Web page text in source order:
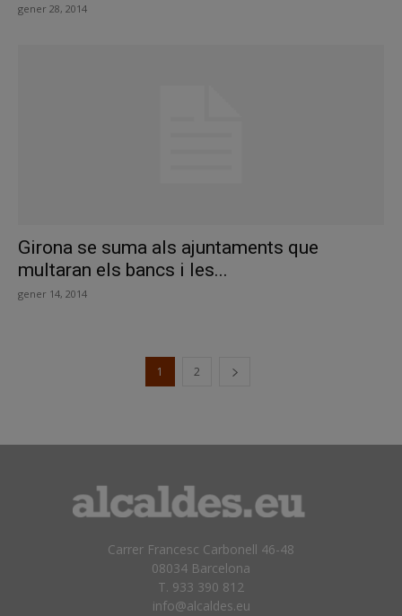
gener 28, 2014
Girona se suma als ajuntaments que
multaran els bancs i les...
gener 14, 2014
1 2
Carrer Francesc Carbonell 46-48
08034 Barcelona
T. 933 390 812
info@alcaldes.eu